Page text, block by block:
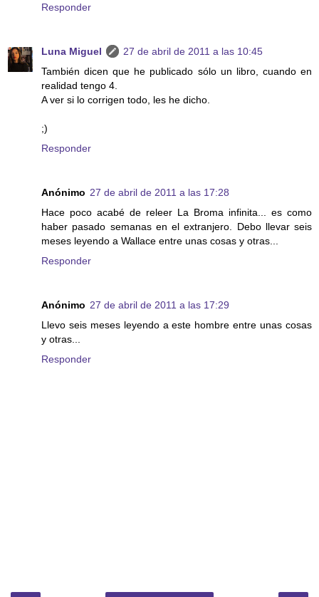
Responder
Luna Miguel
27 de abril de 2011 a las 10:45
También dicen que he publicado sólo un libro, cuando en
realidad tengo 4.
A ver si lo corrigen todo, les he dicho.
;)
Responder
Anónimo 27 de abril de 2011 a las 17:28
Hace poco acabé de releer La Broma infinita... es como
haber pasado semanas en el extranjero. Debo llevar seis
meses leyendo a Wallace entre unas cosas y otras...
Responder
Anónimo 27 de abril de 2011 a las 17:29
Llevo seis meses leyendo a este hombre entre unas cosas
y otras...
Responder